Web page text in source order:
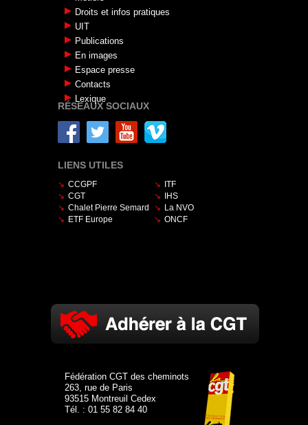
Droits et infos pratiques
UIT
Publications
En images
Espace presse
Contacts
Lexique
RÉSEAUX SOCIAUX
LIENS UTILES
CCGPF
CGT
Chalet Pierre Semard
ETF Europe
ITF
IHS
La NVO
ONCF
Fédération CGT des cheminots
263, rue de Paris
93515 Montreuil Cedex
Tél. : 01 55 82 84 40